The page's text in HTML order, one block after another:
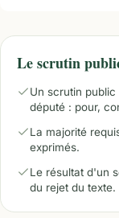
Le scrutin
Un scrutin
député : pour,
La majorité
exprimés.
Le résultat d'un
du rejet du texte.